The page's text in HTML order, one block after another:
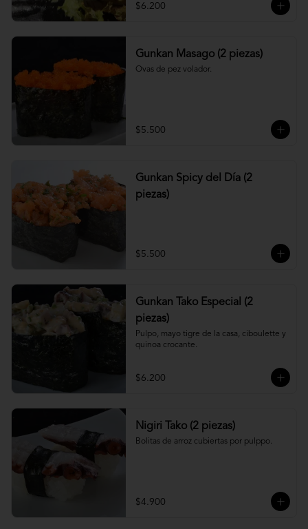
$6.200
Gunkan Masago (2 piezas)
Ovas de pez volador.
$5.500
Gunkan Spicy del Día (2
piezas)
$5.500
Gunkan Tako Especial (2
piezas)
Pulpo, mayo tigre de la casa, ciboulette y
quinoa crocante.
$6.200
Nigiri Tako (2 piezas)
Bolitas de arroz cubiertas por pulppo.
$4.900